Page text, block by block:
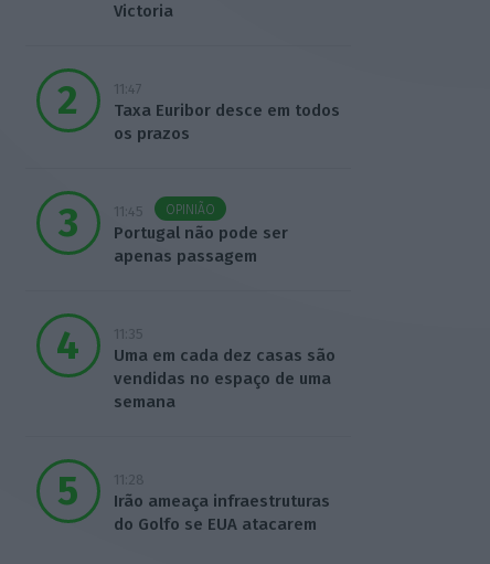
Victoria
11:47
Taxa Euribor desce em todos
os prazos
11:45 OPINIÃO
Portugal não pode ser
apenas passagem
11:35
Uma em cada dez casas são
vendidas no espaço de uma
semana
11:28
Irão ameaça infraestruturas
do Golfo se EUA atacarem